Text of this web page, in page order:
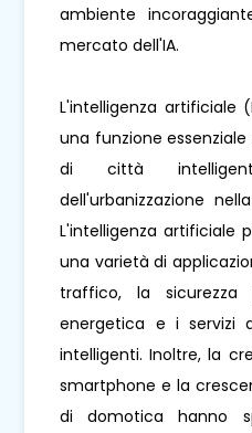
ambiente
mercato dell'IA.
L'intelligenza artificiale
una funzione
di città
dell'urbanizzazione
L'intelligenza artificiale
una varietà di
traffico, la sicurezza
energetica e i servizi
intelligenti. Inoltre, la
smartphone e la
di domotica hanno